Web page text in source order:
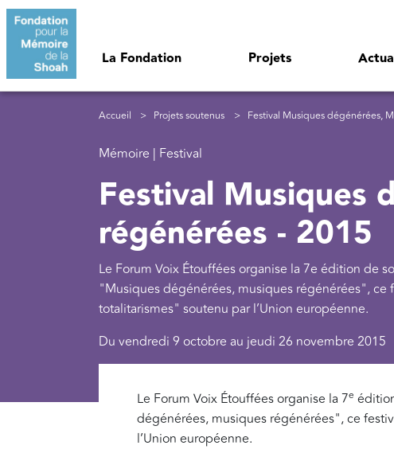
Aller au contenu principal
La Fondation Projets
Fil d'Ariane
Accueil Projets soutenus Festival Musiques dégénérées,
Mémoire | Festival
Festival Musiques
régénérées - 2015
Le Forum Voix Étouffées organise la 7e édition de
"Musiques dégénérées, musiques régénérées",
totalitarismes" soutenu par l’Union européenne.
Du vendredi 9 octobre au jeudi 26 novembre 2015
Le Forum Voix Étouffées organise la 7e
dégénérées, musiques régénérées", ce
l’Union européenne.